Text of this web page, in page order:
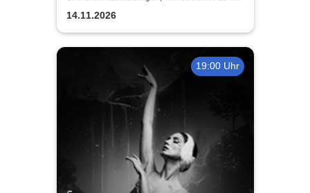
Kulturforum Goldäcker
14.11.2026
19:00 Uhr